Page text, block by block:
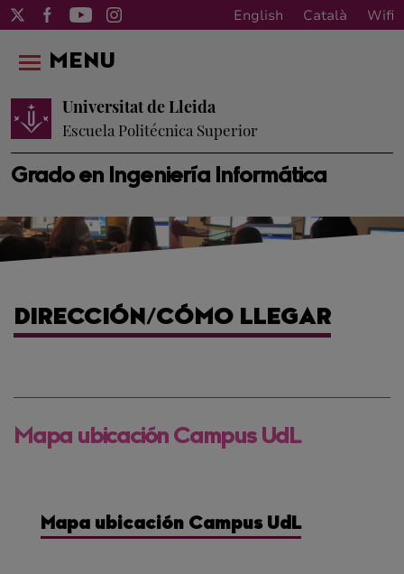
English Català Wifi
Grado en Ingeniería Informática
Universitat de Lleida
Escuela Politécnica Superior
MENU
DIRECCIÓN/CÓMO LLEGAR
Mapa ubicación Campus UdL
Mapa ubicación Campus UdL